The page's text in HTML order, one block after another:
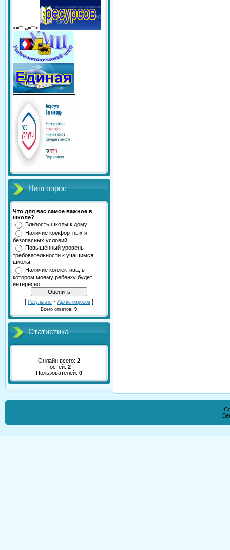
<="" a="">
Наш опрос
Что для вас самое важное в
школе?
Близость школы к дому
Наличие комфортных и
безопасных условий
Повышенный уровень
требовательности к учащимся
школы
Наличие коллектива, в
котором моему ребенку будет
интересно
[ Результаты · Архив опросов ]
Всего ответов:9
Статистика
Онлайн всего: 2
Гостей: 2
Пользователей: 0